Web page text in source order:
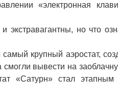
«электронная
экстравагантны, но что
крупный аэростат,
вывести на
«Сатурн» стал